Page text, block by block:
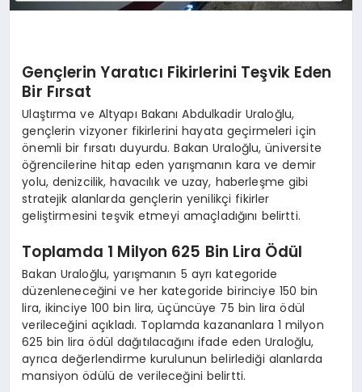
Gençlerin Yaratıcı Fikirlerini Teşvik Eden
Bir Fırsat
Ulaştırma ve Altyapı Bakanı Abdulkadir Uraloğlu,
gençlerin vizyoner fikirlerini hayata geçirmeleri için
önemli bir fırsatı duyurdu. Bakan Uraloğlu, üniversite
öğrencilerine hitap eden yarışmanın kara ve demir
yolu, denizcilik, havacılık ve uzay, haberleşme gibi
stratejik alanlarda gençlerin yenilikçi fikirler
geliştirmesini teşvik etmeyi amaçladığını belirtti.
Toplamda 1 Milyon 625 Bin Lira Ödül
Bakan Uraloğlu, yarışmanın 5 ayrı kategoride
düzenleneceğini ve her kategoride birinciye 150 bin
lira, ikinciye 100 bin lira, üçüncüye 75 bin lira ödül
verileceğini açıkladı. Toplamda kazananlara 1 milyon
625 bin lira ödül dağıtılacağını ifade eden Uraloğlu,
ayrıca değerlendirme kurulunun belirlediği alanlarda
mansiyon ödülü de verileceğini belirtti.